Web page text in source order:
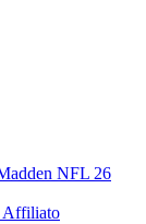
NFL 26
Affiliato